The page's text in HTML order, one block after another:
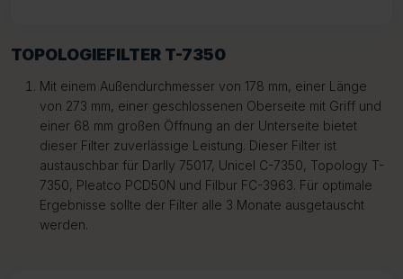
TOPOLOGIEFILTER T-7350
Mit einem Außendurchmesser von 178 mm, einer Länge
von 273 mm, einer geschlossenen Oberseite mit Griff und
einer 68 mm großen Öffnung an der Unterseite bietet
dieser Filter zuverlässige Leistung. Dieser Filter ist
austauschbar für Darlly 75017, Unicel C-7350, Topology T-
7350, Pleatco PCD50N und Filbur FC-3963. Für optimale
Ergebnisse sollte der Filter alle 3 Monate ausgetauscht
werden.